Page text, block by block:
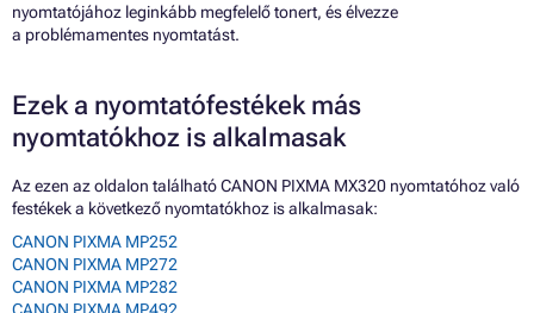
nyomtatójához leginkább megfelelő tonert, és élvezze
a problémamentes nyomtatást.
Ezek a nyomtatófestékek más
nyomtatókhoz is alkalmasak
Az ezen az oldalon található CANON PIXMA MX320 nyomtatóhoz való
festékek a következő nyomtatókhoz is alkalmasak:
CANON PIXMA MP252
CANON PIXMA MP272
CANON PIXMA MP282
CANON PIXMA MP492